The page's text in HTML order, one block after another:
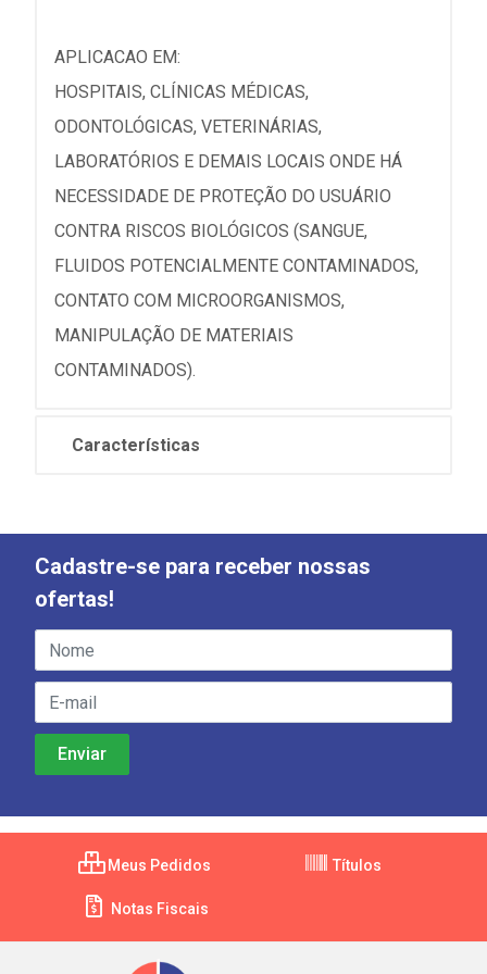
APLICACAO EM:
HOSPITAIS, CLÍNICAS MÉDICAS,
ODONTOLÓGICAS, VETERINÁRIAS,
LABORATÓRIOS E DEMAIS LOCAIS ONDE HÁ
NECESSIDADE DE PROTEÇÃO DO USUÁRIO
CONTRA RISCOS BIOLÓGICOS (SANGUE,
FLUIDOS POTENCIALMENTE CONTAMINADOS,
CONTATO COM MICROORGANISMOS,
MANIPULAÇÃO DE MATERIAIS
CONTAMINADOS).
Características
Cadastre-se para receber nossas
ofertas!
Meus Pedidos Títulos
Notas Fiscais